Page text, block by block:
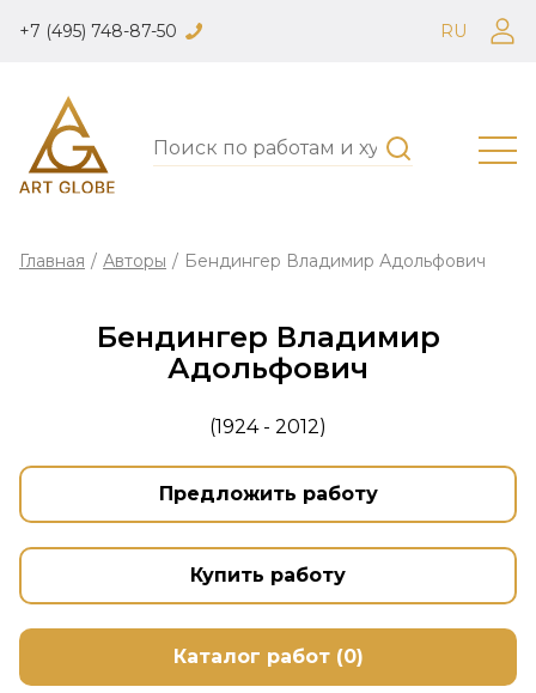
+7 (495) 748-87-50 RU
Главная / Авторы / Бендингер Владимир Адольфович
Бендингер Владимир
Адольфович
(1924 - 2012)
Предложить работу
Купить работу
Каталог работ (0)